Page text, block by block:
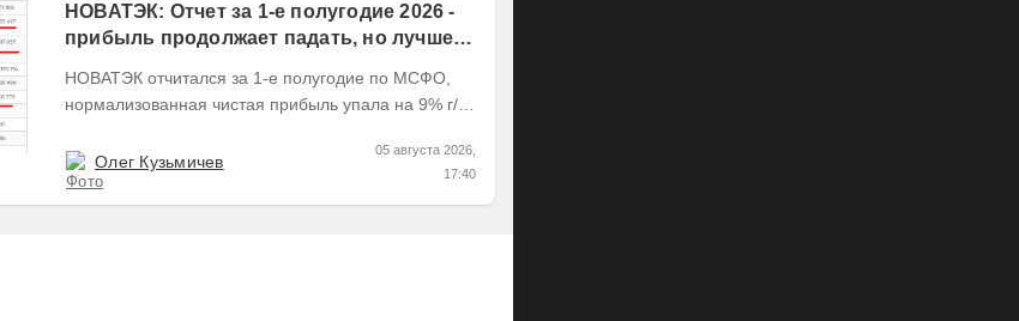
НОВАТЭК: Отчет за 1-е полугодие 2026 -
прибыль продолжает падать, но лучшее
НОВАТЭК отчитался за 1-е полугодие по МСФО,
нормализованная чистая прибыль упала на 9% г/г
Олег Кузьмичев
05 августа 2026,
17:40